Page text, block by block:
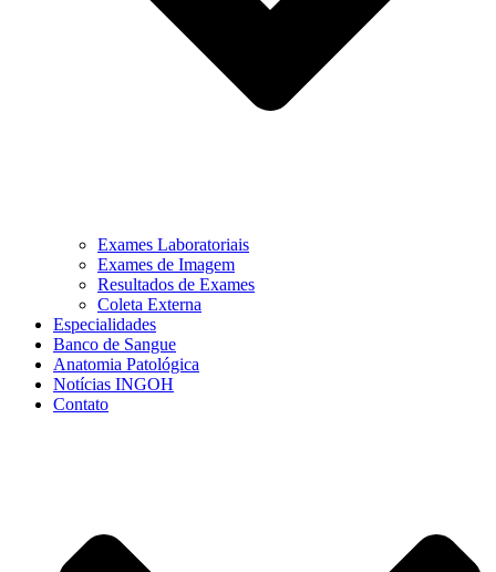
Exames Laboratoriais
Exames de Imagem
Resultados de Exames
Coleta Externa
Especialidades
Banco de Sangue
Anatomia Patológica
Notícias INGOH
Contato